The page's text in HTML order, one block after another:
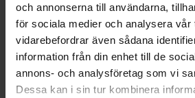
och annonserna till användarna,
för sociala medier och analysera vår
vidarebefordrar även sådana
information från din enhet till de
annons- och analysföretag som vi
Dessa kan i sin tur kombinera